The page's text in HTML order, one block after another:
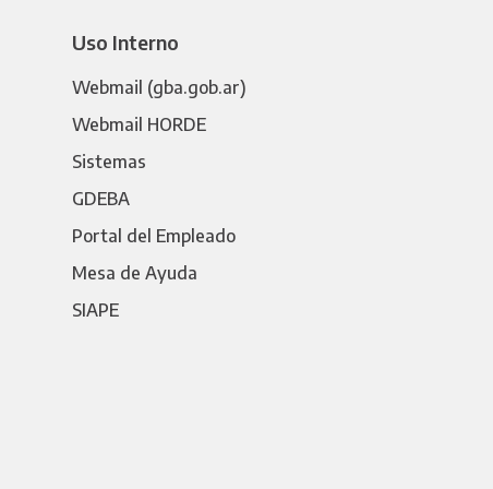
Uso Interno
Webmail (gba.gob.ar)
Webmail HORDE
Sistemas
GDEBA
Portal del Empleado
Mesa de Ayuda
SIAPE